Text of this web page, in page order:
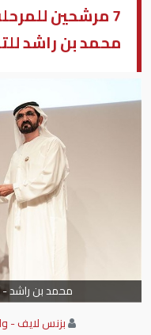
7 مرشحين
محمد بن راشد
محمد بن راشد -
بزنس لايف -